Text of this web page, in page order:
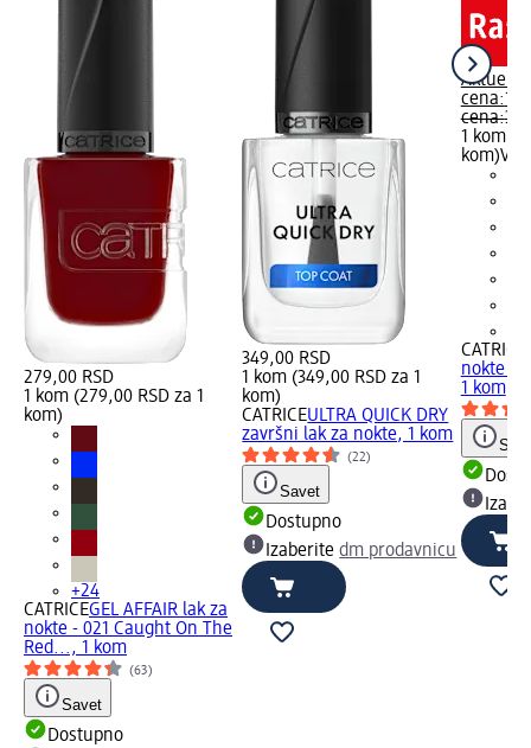
279,00 RSD
1 kom (279,00 RSD za 1
kom)
+24
CATRICEGEL AFFAIR lak za
nokte - 021 Caught On The
Red..., 1 kom
(63)
Savet
Dostupno
349,00 RSD
1 kom (349,00 RSD za 1
kom)
CATRICEULTRA QUICK DRY
završni lak za nokte, 1 kom
(22)
Savet
Dostupno
Izaberitedm prodavnicu
Aktuelna
cena:
cena:
1 kom
kom)
CATRICE
nokte -
1 kom